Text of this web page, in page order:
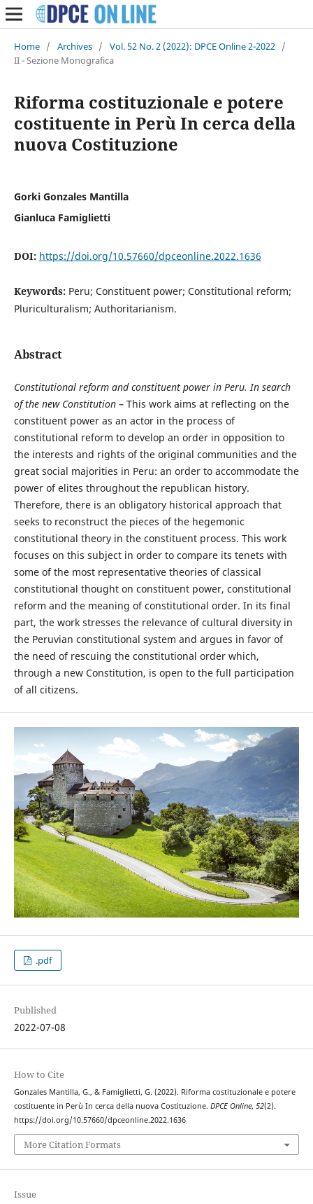
Home / Archives / Vol. 52 No. 2 (2022): DPCE Online 2-2022 /
II - Sezione Monografica
Riforma costituzionale e potere
costituente in Perù In cerca della
nuova Costituzione
Gorki Gonzales Mantilla
Gianluca Famiglietti
DOI: https://doi.org/10.57660/dpceonline.2022.1636
Keywords: Peru; Constituent power; Constitutional reform;
Pluriculturalism; Authoritarianism.
Abstract
Constitutional reformandconstituent power in Peru.In search
of the new Constitution– This work aims at reflecting on the
constituent power as an actor in the process of
constitutional reform to develop an order in opposition to
the interests and rights of the original communities and the
great social majorities in Peru: an order to accommodate the
power of elites throughout the republican history.
Therefore, there is an obligatory historical approach that
seeks to reconstruct the pieces of the hegemonic
constitutional theory in the constituent process. This work
focuses on this subject in order to compare its tenets with
some of the most representative theories of classical
constitutional thought on constituent power, constitutional
reform and the meaning of constitutional order. In its final
part, the work stresses the relevance of cultural diversity in
the Peruvian constitutional system and argues in favor of
the need of rescuing the constitutional order which,
through a new Constitution, is open to the full participation
of all citizens.
.pdf
Published
2022-07-08
How to Cite
Gonzales Mantilla, G., & Famiglietti, G. (2022). Riforma costituzionale e potere
costituente in Perù In cerca della nuova Costituzione. DPCE Online, 52(2).
https://doi.org/10.57660/dpceonline.2022.1636
More Citation Formats
Issue